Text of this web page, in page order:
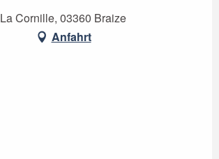
La Cornille, 03360 Braize
Anfahrt